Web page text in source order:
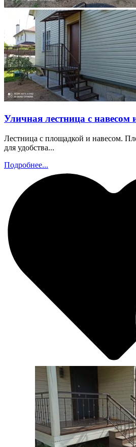
Уличная лестница с
Лестница с площадкой и навесом.
для удобства...
Подробнее...